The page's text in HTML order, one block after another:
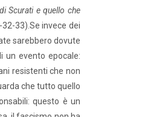
di Scurati e quello che
33).Se invece dei
sarebbero dovute
un evento epocale:
resistenti che non
che tutto quello
questo è un